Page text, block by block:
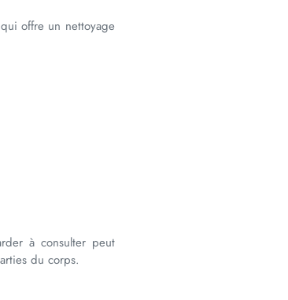
offre un nettoyage
à consulter peut
du corps.